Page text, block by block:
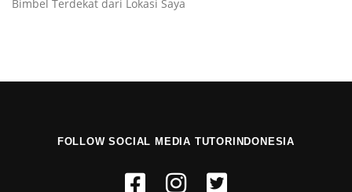
Bimbel Terdekat dari Lokasi Saya
FOLLOW SOCIAL MEDIA TUTORINDONESIA